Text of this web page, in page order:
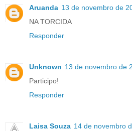
Aruanda 13 de novembro de
NA TORCIDA
Responder
Unknown 13 de novembro de
Participo!
Responder
Laisa Souza 14 de novembro